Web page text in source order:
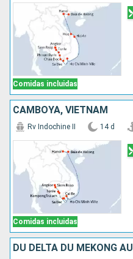
Comidas incluidas
CAMBOYA, VIETNAM
Comidas incluidas
Rv Indochine II 14 d